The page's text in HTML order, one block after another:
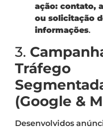
ação: contato,
ou solicitação
informações.
3.
Tráfego
(Google &
Desenvolvidos